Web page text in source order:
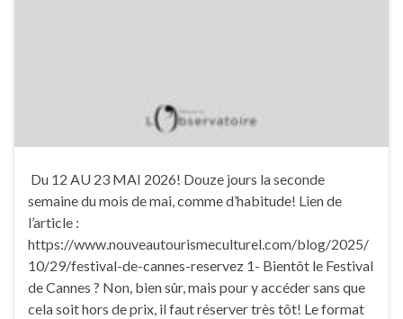
Du 12 AU 23 MAI 2026! Douze jours la seconde
semaine du mois de mai, comme d’habitude! Lien de
l’article :
https://www.nouveautourismeculturel.com/blog/2025/
10/29/festival-de-cannes-reservez 1- Bientôt le Festival
de Cannes ? Non, bien sûr, mais pour y accéder sans que
cela soit hors de prix, il faut réserver très tôt! Le format